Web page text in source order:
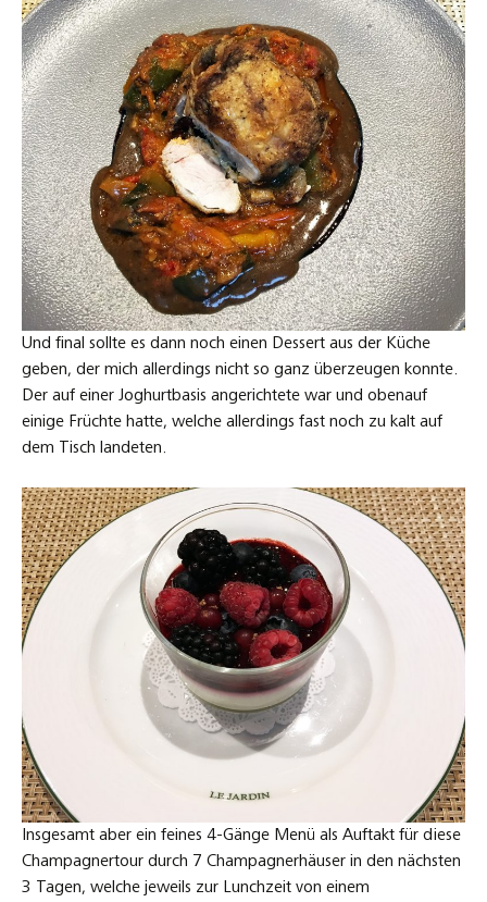
Und final sollte es dann noch einen Dessert aus der Küche
geben, der mich allerdings nicht so ganz überzeugen konnte.
Der auf einer Joghurtbasis angerichtete war und obenauf
einige Früchte hatte, welche allerdings fast noch zu kalt auf
dem Tisch landeten.
Insgesamt aber ein feines 4-Gänge Menü als Auftakt für diese
Champagnertour durch 7 Champagnerhäuser in den nächsten
3 Tagen, welche jeweils zur Lunchzeit von einem